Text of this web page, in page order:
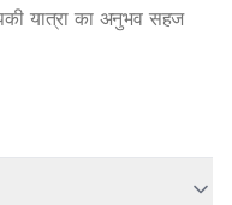
यात्रा का अनुभव सहज